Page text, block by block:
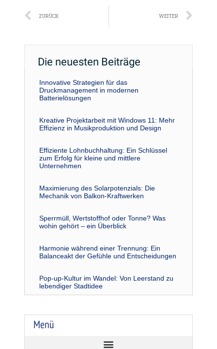
Zurück
ZURÜCK WEITER
Die neuesten Beiträge
Innovative Strategien für das
Druckmanagement in modernen
Batterielösungen
Kreative Projektarbeit mit Windows 11: Mehr
Effizienz in Musikproduktion und Design
Effiziente Lohnbuchhaltung: Ein Schlüssel
zum Erfolg für kleine und mittlere
Unternehmen
Maximierung des Solarpotenzials: Die
Mechanik von Balkon-Kraftwerken
Sperrmüll, Wertstoffhof oder Tonne? Was
wohin gehört – ein Überblick
Harmonie während einer Trennung: Ein
Balanceakt der Gefühle und Entscheidungen
Pop-up-Kultur im Wandel: Von Leerstand zu
lebendiger Stadtidee
Menü